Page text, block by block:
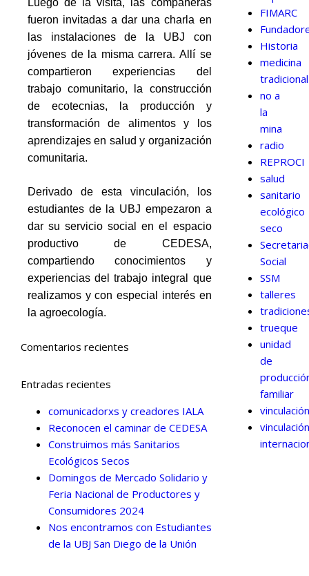
fueron invitadas a dar una charla en
las instalaciones de la UBJ con
jóvenes de la misma carrera. Allí se
compartieron experiencias del
trabajo comunitario, la construcción
de ecotecnias, la producción y
transformación de alimentos y los
aprendizajes en salud y organización
comunitaria.
Derivado de esta vinculación, los
estudiantes de la UBJ empezaron a
dar su servicio social en el espacio
productivo de CEDESA,
compartiendo conocimientos y
experiencias del trabajo integral que
realizamos y con especial interés en
la agroecología.
Comentarios recientes
Entradas recientes
comunicadorxs y creadores IALA
Reconocen el caminar de CEDESA
Construimos más Sanitarios
Ecológicos Secos
Domingos de Mercado Solidario y
Feria Nacional de Productores y
Consumidores 2024
Nos encontramos con Estudiantes
de la UBJ San Diego de la Unión
FIMARC
Historia
medicina
tradicional
no a
la
mina
radio
REPROCI
salud
sanitario
ecológico
seco
Social
SSM
talleres
trueque
unidad
de
familiar
vinculación
vinculación